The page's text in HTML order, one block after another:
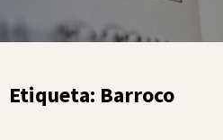
Etiqueta: Barroco